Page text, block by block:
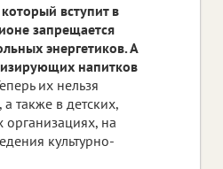
вступит в
запрещается
энергетиков. А
напитков
их нельзя
также в детских,
на
культурно-